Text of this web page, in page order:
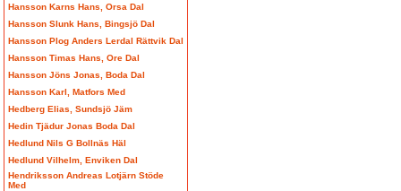
Hansson Karns Hans, Orsa Dal
Hansson Slunk Hans, Bingsjö Dal
Hansson Plog Anders Lerdal Rättvik Dal
Hansson Timas Hans, Ore Dal
Hansson Jöns Jonas, Boda Dal
Hansson Karl, Matfors Med
Hedberg Elias, Sundsjö Jäm
Hedin Tjädur Jonas Boda Dal
Hedlund Nils G Bollnäs Häl
Hedlund Vilhelm, Enviken Dal
Hendriksson Andreas Lotjärn Stöde
Med